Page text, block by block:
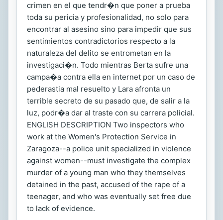
crimen en el que tendr�n que poner a prueba
toda su pericia y profesionalidad, no solo para
encontrar al asesino sino para impedir que sus
sentimientos contradictorios respecto a la
naturaleza del delito se entrometan en la
investigaci�n. Todo mientras Berta sufre una
campa�a contra ella en internet por un caso de
pederastia mal resuelto y Lara afronta un
terrible secreto de su pasado que, de salir a la
luz, podr�a dar al traste con su carrera policial.
ENGLISH DESCRIPTION Two inspectors who
work at the Women's Protection Service in
Zaragoza--a police unit specialized in violence
against women--must investigate the complex
murder of a young man who they themselves
detained in the past, accused of the rape of a
teenager, and who was eventually set free due
to lack of evidence.